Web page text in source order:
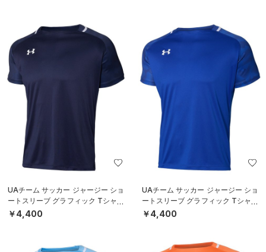
UAチーム サッカー ジャージー ショ
ートスリーブ グラフィック Tシャツ
（サッカー/MEN）
￥4,400
UAチーム サッカー ジャージー ショ
ートスリーブ グラフィック Tシャツ
（サッカー/MEN）
￥4,400